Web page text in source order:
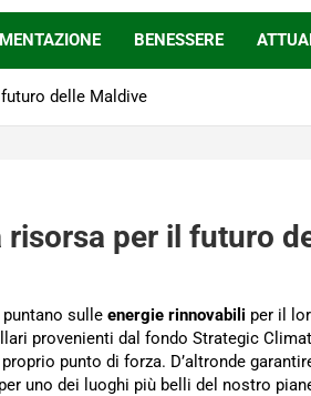
BENESSERE
delle Maldive
per il futuro
puntano sulle energie rinnovabili per il
provenienti dal fondo Strategic
punto di forza. D’altronde
uno dei luoghi più belli del nostro